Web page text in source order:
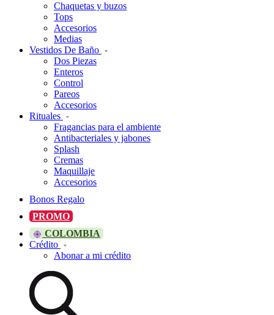
Chaquetas y buzos
Tops
Accesorios
Medias
Vestidos De Baño
Dos Piezas
Enteros
Control
Pareos
Accesorios
Rituales
Fragancias para el ambiente
Antibacteriales y jabones
Splash
Cremas
Maquillaje
Accesorios
Bonos Regalo
PROMO
COLOMBIA
Crédito
Abonar a mi crédito